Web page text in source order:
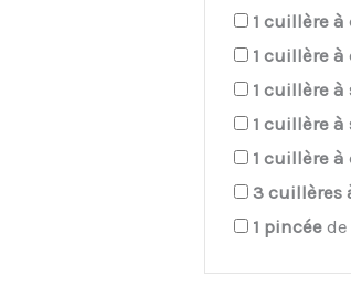
1 cuillère à
1 cuillère à
1 cuillère à
1 cuillère à
1 cuillère à
3 cuillères
1 pincée